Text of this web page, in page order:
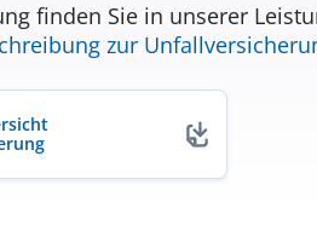
finden Sie in unserer
zur